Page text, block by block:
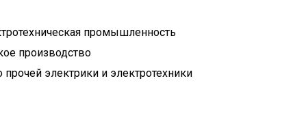
промышленность
производство
электрики и электротехники